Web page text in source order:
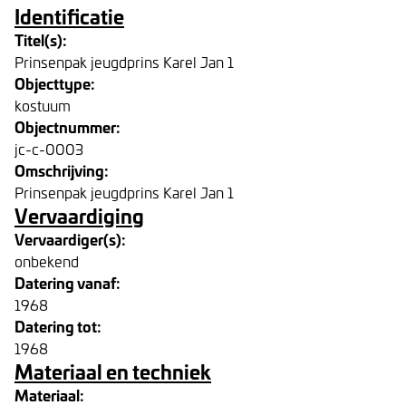
Identificatie
Titel(s):
Prinsenpak jeugdprins Karel Jan 1
Objecttype:
kostuum
Objectnummer:
jc-c-0003
Omschrijving:
Prinsenpak jeugdprins Karel Jan 1
Vervaardiging
Vervaardiger(s):
onbekend
Datering vanaf:
1968
Datering tot:
1968
Materiaal en techniek
Materiaal: